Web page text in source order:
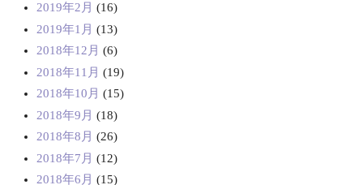
2019年2月 (16)
2019年1月 (13)
2018年12月 (6)
2018年11月 (19)
2018年10月 (15)
2018年9月 (18)
2018年8月 (26)
2018年7月 (12)
2018年6月 (15)